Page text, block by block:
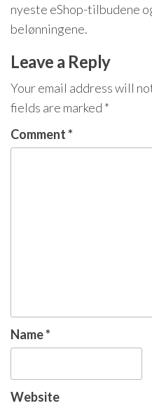
nyeste eShop-tilbudene
belønningene.
Leave a Reply
Your email address will
fields are marked *
Comment*
Name*
Website